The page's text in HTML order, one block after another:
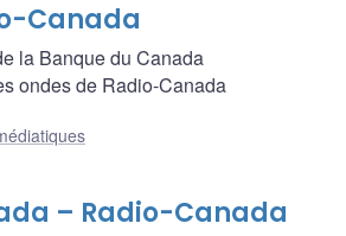
Canada
la Banque du Canada
ondes de Radio-Canada
– Radio-Canada